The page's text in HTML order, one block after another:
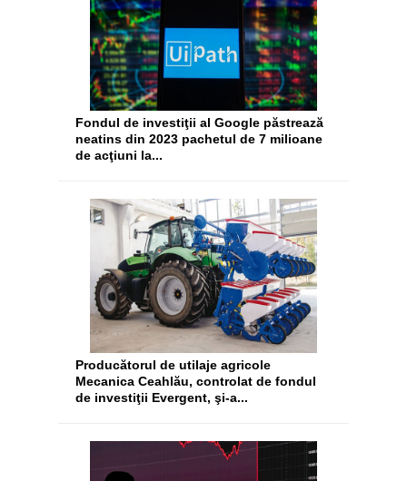
Fondul de investiţii al Google păstrează
neatins din 2023 pachetul de 7 milioane
de acţiuni la...
Producătorul de utilaje agricole
Mecanica Ceahlău, controlat de fondul
de investiţii Evergent, şi-a...